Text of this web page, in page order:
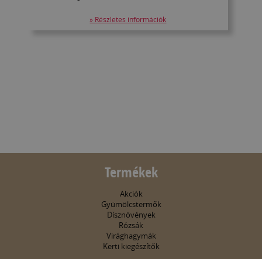
» Részletes információk
Termékek
Akciók
Gyümölcstermők
Dísznövények
Rózsák
Virághagymák
Kerti kiegészítők